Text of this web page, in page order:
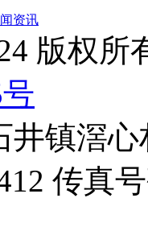
资讯
版权
井镇滘
传真